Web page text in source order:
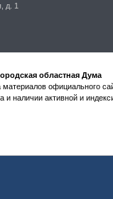
д. 1
областная Дума
материалов официального
и наличии активной и